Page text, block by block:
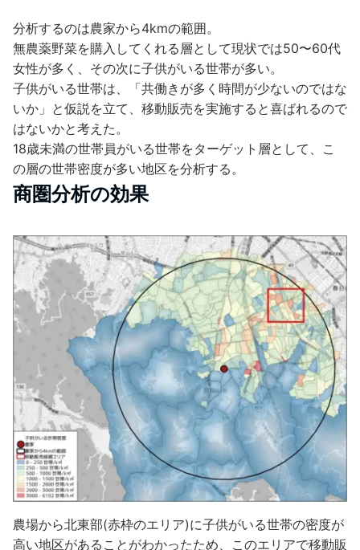
分析するのは農家から4kmの範囲。
無農薬野菜を購入してくれる層として現状では50〜60代
女性が多く、その次に子供がいる世帯が多い。
子供がいる世帯は、「共働きが多く時間が少ないのではな
いか」と仮説を立て、移動販売を実施すると喜ばれるので
はないかと考えた。
18歳未満の世帯員がいる世帯をターゲット層として、こ
の層の世帯密度が多い地区を分析する。
商圏分析の効果
農場から北東部(赤枠のエリア)に子供がいる世帯の密度が
高い地区があることがわかったため、このエリアで移動販